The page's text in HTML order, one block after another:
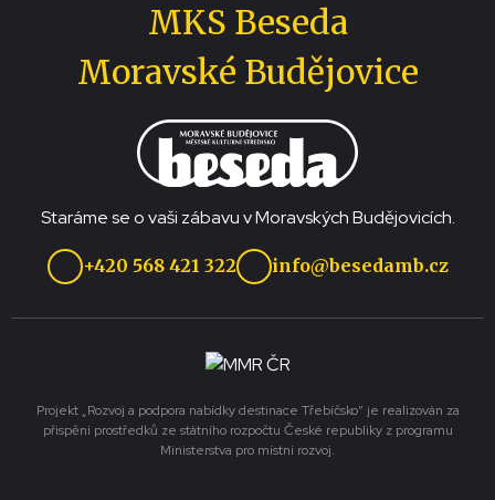
MKS Beseda
Moravské Budějovice
Staráme se o vaši zábavu v Moravských Budějovicích.
+420 568 421 322 info@besedamb.cz
Projekt „Rozvoj a podpora nabídky destinace Třebíčsko“ je realizován za
přispění prostředků ze státního rozpočtu České republiky z programu
Ministerstva pro místní rozvoj.